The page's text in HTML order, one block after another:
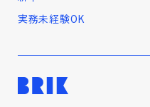
実務未経験OK